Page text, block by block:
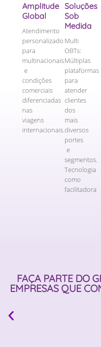
Amplitude
Global
Atendimento
personalizado
para
multinacionais
e
condições
comerciais
diferenciadas
nas
viagens
internacionais.
Soluções
Sob
Medida
Multi
OBTs:
Múltiplas
plataformas
para
atender
clientes
dos
mais
diversos
portes
e
segmentos.
Tecnologia
como
facilitadora
FAÇA PARTE DO
EMPRESAS QUE